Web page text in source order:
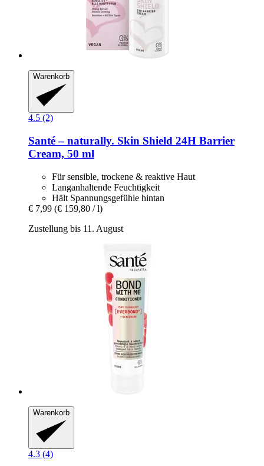
Warenkorb
4.5 (2)
Santé – naturally. Skin Shield 24H Barrier
Cream, 50 ml
Für sensible, trockene & reaktive Haut
Langanhaltende Feuchtigkeit
Hält Spannungsgefühle hintan
€ 7,99 (€ 159,80 / l)
Zustellung bis 11. August
Warenkorb
4.3 (4)